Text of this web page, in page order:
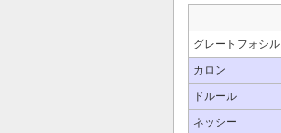
グレートフォシル
カロン
ドルール
ネッシー